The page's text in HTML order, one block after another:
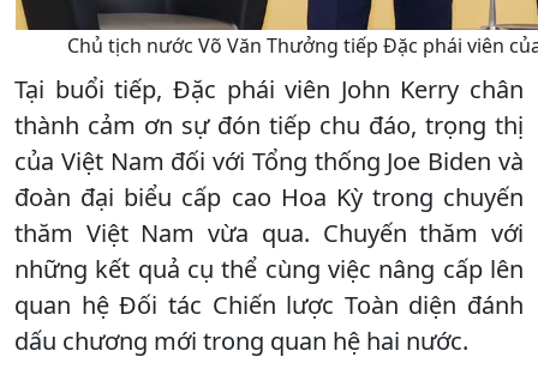
Chủ tịch nước Võ Văn Thưởng tiếp Đặc phái viên
Tại buổi tiếp, Đặc phái viên John Kerry chân
thành cảm ơn sự đón tiếp chu đáo, trọng thị
của Việt Nam đối với Tổng thống Joe Biden và
đoàn đại biểu cấp cao Hoa Kỳ trong chuyến
thăm Việt Nam vừa qua. Chuyến thăm với
những kết quả cụ thể cùng việc nâng cấp lên
quan hệ Đối tác Chiến lược Toàn diện đánh
dấu chương mới trong quan hệ hai nước.